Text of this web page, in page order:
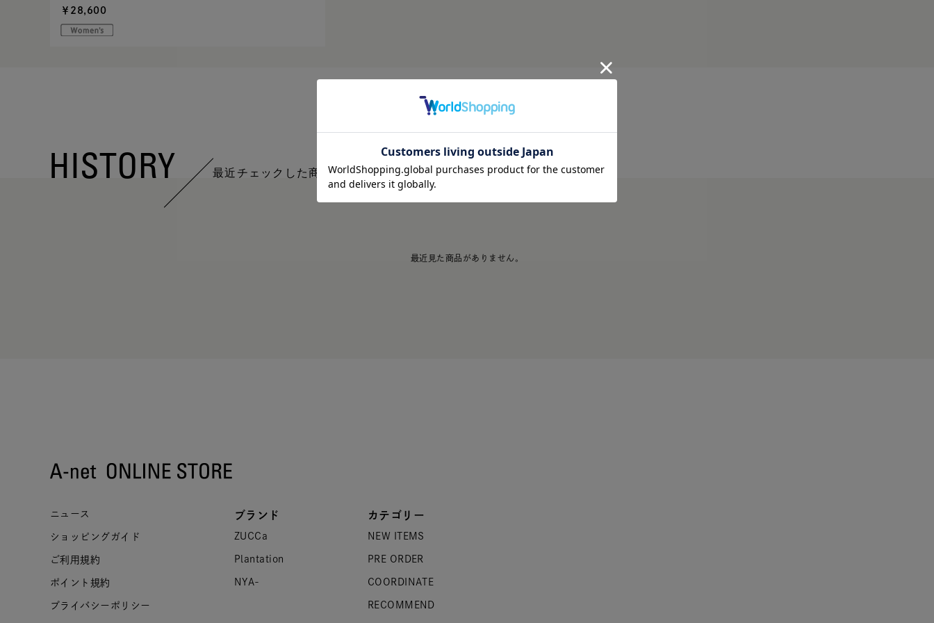
￥28,600
HISTORY 最近チェックした商品
最近見た商品がありません。
ニュース
ショッピングガイド
ご利用規約
ポイント規約
プライバシーポリシー
ブランド
ZUCCa
Plantation
NYA-
カテゴリー
NEW ITEMS
PRE ORDER
COORDINATE
RECOMMEND